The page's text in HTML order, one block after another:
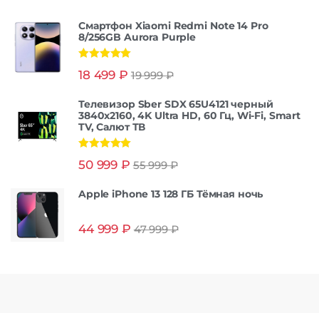
Смартфон Xiaomi Redmi Note 14 Pro
8/256GB Aurora Purple
из 5
18 499 ₽ 19 999₽
Телевизор Sber SDX 65U4121 черный
3840x2160, 4K Ultra HD, 60 Гц, Wi-Fi, Smart
TV, Салют ТВ
из 5
50 999 ₽ 55 999₽
Apple iPhone 13 128 ГБ Тёмная ночь
44 999 ₽ 47 999₽